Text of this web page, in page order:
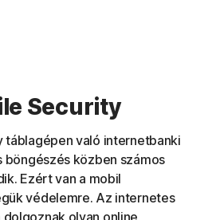
Security
való internetbanki
böngészés közben számos
Ezért van a mobil
védelemre. Az internetes
olyan online